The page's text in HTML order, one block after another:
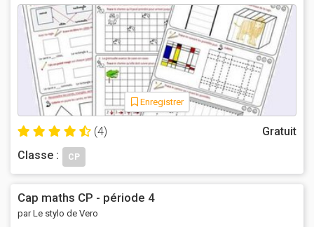
Enregistrer
(4)
Gratuit
Classe :
CP
Cap maths CP - période 4
par Le stylo de Vero